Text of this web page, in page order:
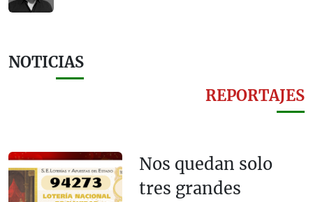
NOTICIAS
REPORTAJES
Nos quedan solo
tres grandes